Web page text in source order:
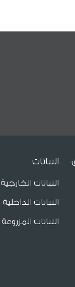
النباتات
النباتات الخارجية
النباتات الداخلية
النباتات المزروعة